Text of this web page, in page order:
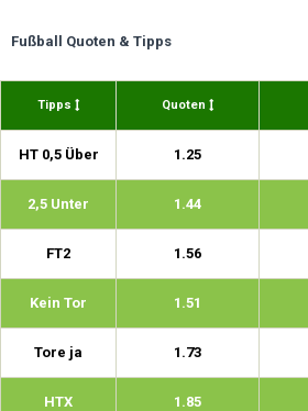
Fußball Quoten & Tipps
Tipps Quoten
HT 0,5 Über 1.25
2,5 Unter 1.44
FT2 1.56
Kein Tor 1.51
Tore ja 1.73
HTX 1.85